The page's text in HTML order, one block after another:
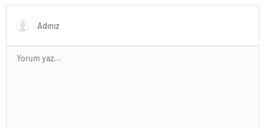
propagandasını
yasaklayacağız’